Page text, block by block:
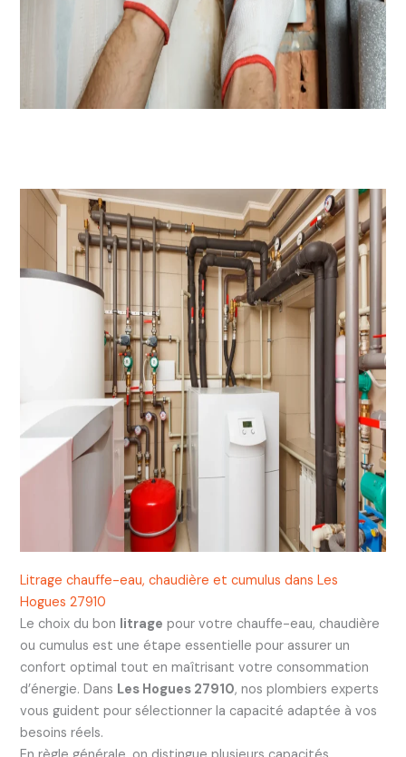
Litrage chauffe-eau, chaudière et cumulus dans Les
Hogues 27910
Le choix du bon litrage pour votre chauffe-eau, chaudière
ou cumulus est une étape essentielle pour assurer un
confort optimal tout en maîtrisant votre consommation
d’énergie. Dans Les Hogues 27910, nos plombiers experts
vous guident pour sélectionner la capacité adaptée à vos
besoins réels.